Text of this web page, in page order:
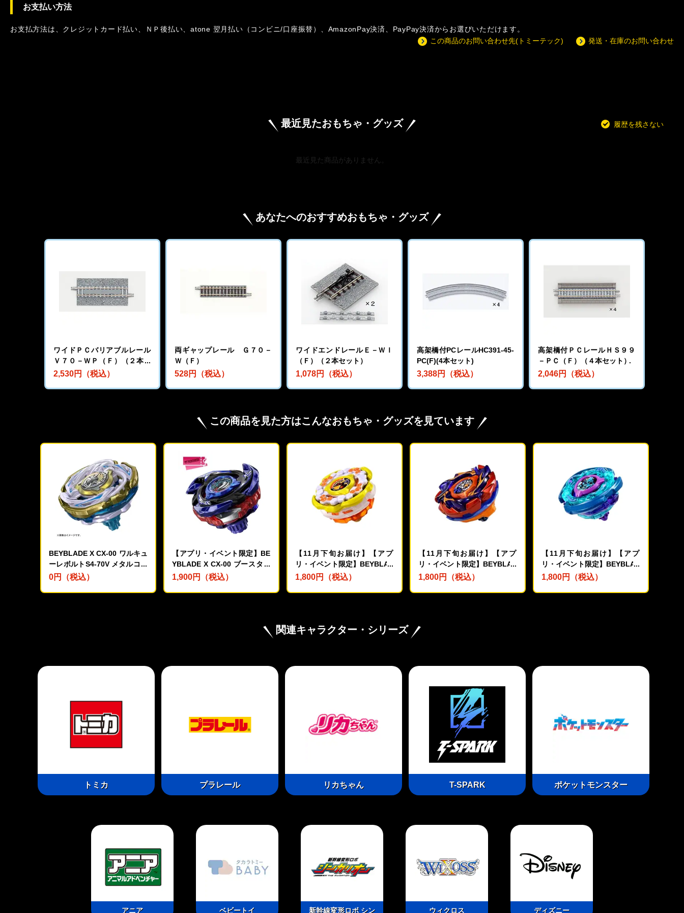
お支払い方法
お支払方法は、クレジットカード払い、ＮＰ後払い、atone 翌月払い（コンビニ/口座振替）、AmazonPay決済、PayPay決済からお選びいただけます。
この商品のお問い合わせ先(トミーテック)
発送・在庫のお問い合わせ
最近見たおもちゃ・グッズ 履歴を残さない
最近見た商品がありません。
あなたへのおすすめおもちゃ・グッズ
ワイドＰＣバリアブルレール
Ｖ７０－ＷＰ（Ｆ）（２本セ
ット）
2,530円（税込）
両ギャップレール Ｇ７０－
Ｗ（Ｆ）
528円（税込）
ワイドエンドレールＥ－ＷＩ
（Ｆ）（２本セット）
1,078円（税込）
高架橋付PCレールHC391-45-
PC(F)(4本セット)
3,388円（税込）
高架橋付ＰＣレールＨＳ９９
－ＰＣ（Ｆ）（４本セット）
2,046円（税込）
この商品を見た方はこんなおもちゃ・グッズを見ています
BEYBLADE X CX-00 ワルキュ
ーレボルトS4-70V メタルコー
ト:ゴールド【レアベイ交換チ
0円（税込）
【アプリ・イベント限定】BE
YBLADE X CX-00 ブースター
ドレイクブレイブG4-70I メタ
入チケット対象】
1,900円（税込）
【11月下旬お届け】【アプ
リ・イベント限定】BEYBLAD
E X CX-00 ブースター ホーネ
ート:イエロー
1,800円（税込）
【11月下旬お届け】【アプ
リ・イベント限定】BEYBLAD
E X CX-00 ブースター バック
コート:オレンジ
1,800円（税込）
【11月下旬お届け】【アプ
リ・イベント限定】BEYBLAD
E X CX-00 ブースター クラー
ト:ブルー
1,800円（税込）
関連キャラクター・シリーズ
トミカ プラレール リカちゃん T-SPARK ポケットモンスター
アニア ベビートイ 新幹線変形ロボ シン ウィクロス ディズニー